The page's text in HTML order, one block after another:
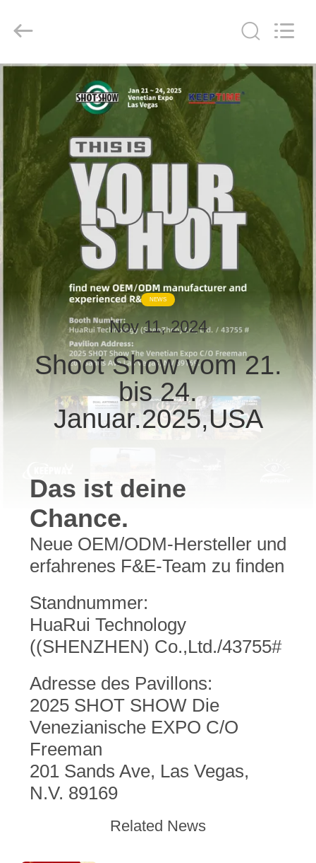
ZU
HAUSE
PRODUKTE
VIDEOS
ÜBER
UNS
WERKSBESICHTIGUNG
QUALITÄTSKONTROLLE
KONTAKT
MIT
NEUIGKEITEN
BITTE
UM
EIN
ANGEBOT
SITEMAP
DATENSCHUTZRICHTLINIE
CO.,LTD.
Reserved.
NEWS
Nov 11, 2024
Shoot Show vom 21.
bis 24.
Januar.2025,USA
Das ist deine
Chance.
Neue OEM/ODM-Hersteller und
erfahrenes F&E-Team zu finden
Standnummer:
HuaRui Technology
((SHENZHEN) Co.,Ltd./43755#
Adresse des Pavillons:
2025 SHOT SHOW Die
Venezianische EXPO C/O
Freeman
201 Sands Ave, Las Vegas,
N.V. 89169
Related News